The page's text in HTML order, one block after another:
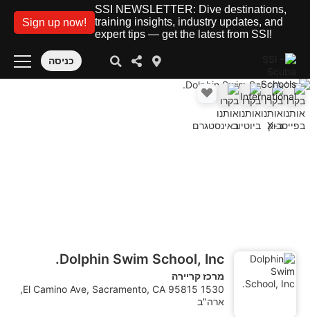
SSI NEWSLETTER: Dive destinations,
training insights, industry updates, and
expert tips — get the latest from SSI!
Sign up now!
כניסה
Dolphin Swim School, Inc.
מרכז קריירה
1530 El Camino Ave, Sacramento, CA 95815,
ארה"ב